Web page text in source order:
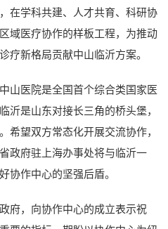
在学科共建、人才共育、科研协
域医疗协作的样板工程，为推动
疗新格局贡献中山临沂方案。
山医院是全国首个综合类国家医
沂是山东对接长三角的桥头堡，
希望双方常态化开展交流协作，
政府驻上海办事处将与临沂一
协作中心的坚强后盾。
府，向协作中心的成立表示祝